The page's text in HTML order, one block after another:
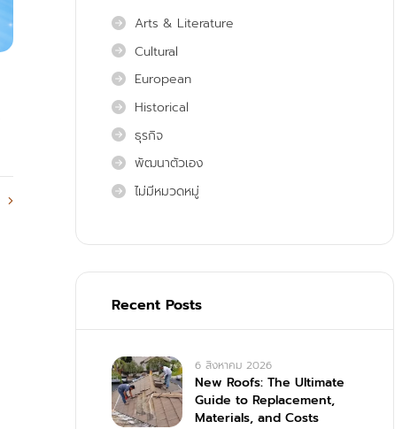
Arts & Literature
Cultural
European
Historical
ธุรกิจ
พัฒนาตัวเอง
ไม่มีหมวดหมู่
Recent Posts
6 สิงหาคม 2026
New Roofs: The Ultimate
Guide to Replacement,
Materials, and Costs